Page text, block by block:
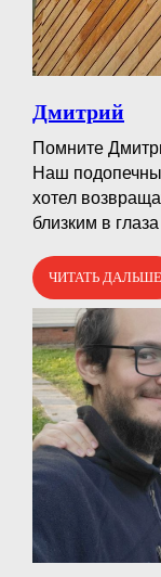
Дмитрий
Помните
Наш
хотел
близким в
ЧИТАТЬ ДАЛЬШЕ